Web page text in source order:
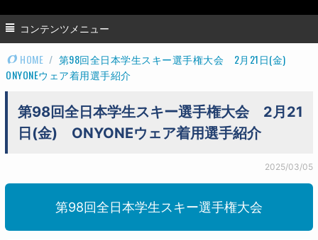
コンテンツメニュー
HOME / 第98回全日本学生スキー選手権大会 2月21日(金)
ONYONEウェア着用選手紹介
第98回全日本学生スキー選手権大会 2月21
日(金) ONYONEウェア着用選手紹介
2025/03/05
第98回全日本学生スキー選手権大会